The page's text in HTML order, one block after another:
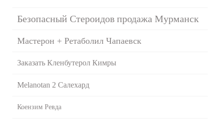
Безопасный Стероидов продажа Мурманск
Мастерон + Ретаболил Чапаевск
Заказать Кленбутерол Кимры
Melanotan 2 Салехард
Коензим Ревда